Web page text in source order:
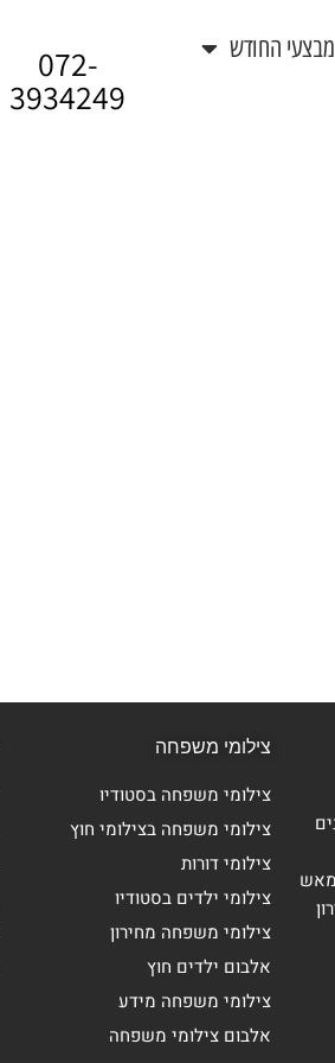
מבצעי החודש
072-
3934249
צילומי משפחה
צילומי משפחה בסטודיו
צילומי משפחה בצילומי חוץ
צילומי דורות
צילומי ילדים בסטודיו
צילומי משפחה מחירון
אלבום ילדים חוץ
צילומי משפחה מידע
אלבום צילומי משפחה